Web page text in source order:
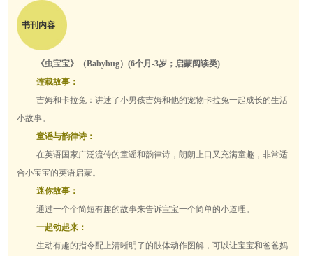
书刊内容
《虫宝宝》（Babybug）(6个月-3岁；启蒙阅读类)
连载故事：
吉姆和卡拉兔：讲述了小男孩吉姆和他的宠物卡拉兔一起成长的生活
小故事。
童谣与韵律诗：
在英语国家广泛流传的童谣和韵律诗，朗朗上口又充满童趣，非常适
合小宝宝的英语启蒙。
迷你故事：
通过一个个简短有趣的故事来告诉宝宝一个简单的小道理。
一起动起来：
生动有趣的指令配上清晰明了的肢体动作图解，可以让宝宝和爸爸妈